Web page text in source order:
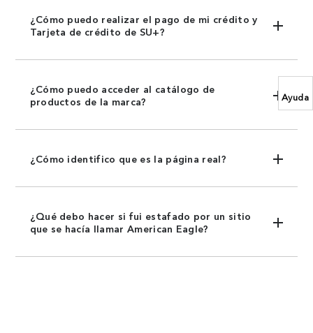
Ayuda
¿Cómo puedo realizar el pago de mi crédito y
Tarjeta de crédito de SU+?
¿Cómo puedo acceder al catálogo de
productos de la marca?
¿Cómo identifico que es la página real?
¿Qué debo hacer si fui estafado por un sitio
que se hacía llamar American Eagle?